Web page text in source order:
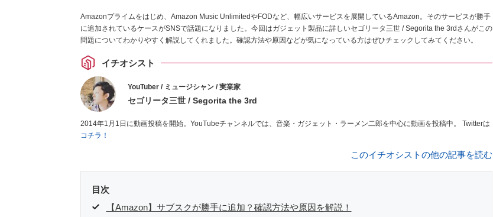
Amazonプライムをはじめ、Amazon Music UnlimitedやFODなど、幅広いサービスを展開しているAmazon。そのサービスが勝手
に追加されているケースがSNSで話題になりました。今回はガジェット製品に詳しいセゴリータ三世 / Segorita the 3rdさんがこの
問題についてわかりやすく解説してくれました。確認方法や原因などが気になっている方はぜひチェックしてみてください。
イチオシスト
YouTuber / ミュージシャン / 実業家
セゴリータ三世 / Segorita the 3rd
2014年1月1日に動画投稿を開始。YouTubeチャンネルでは、音楽・ガジェット・ラーメン二郎を中心に動画を投稿中。 Twitterは
コチラ！
このイチオシストの他の記事を読む
目次
【Amazon】サブスクが勝手に追加？確認方法や原因を解説！